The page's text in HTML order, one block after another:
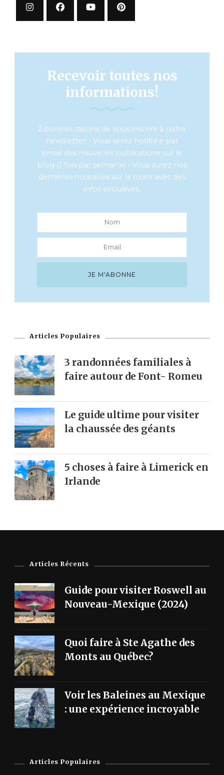
Recevoir toutes nos
informations!
2 bonnes raisons de vous inscrire à notre
newsletter: • Vous serez notifié.e par
email des nouvelles publications sur le
blog (1 fois par semaine) • Vous aurez nos
dernières nouvelles sur la route avec des
infos exclusives.
Articles Populaires
3 randonnées familiales à
faire autour de Font- Romeu
Le guide ultime pour visiter
la chaussée des géants
5 choses à faire à Limerick en
Irlande
Articles Récents
Guide pour visiter Roswell au
Nouveau-Mexique (2024)
Quoi faire à Ste Agathe des
Monts au Québec?
Voir les Baleines au Mexique
: une expérience incroyable
Articles Populaires